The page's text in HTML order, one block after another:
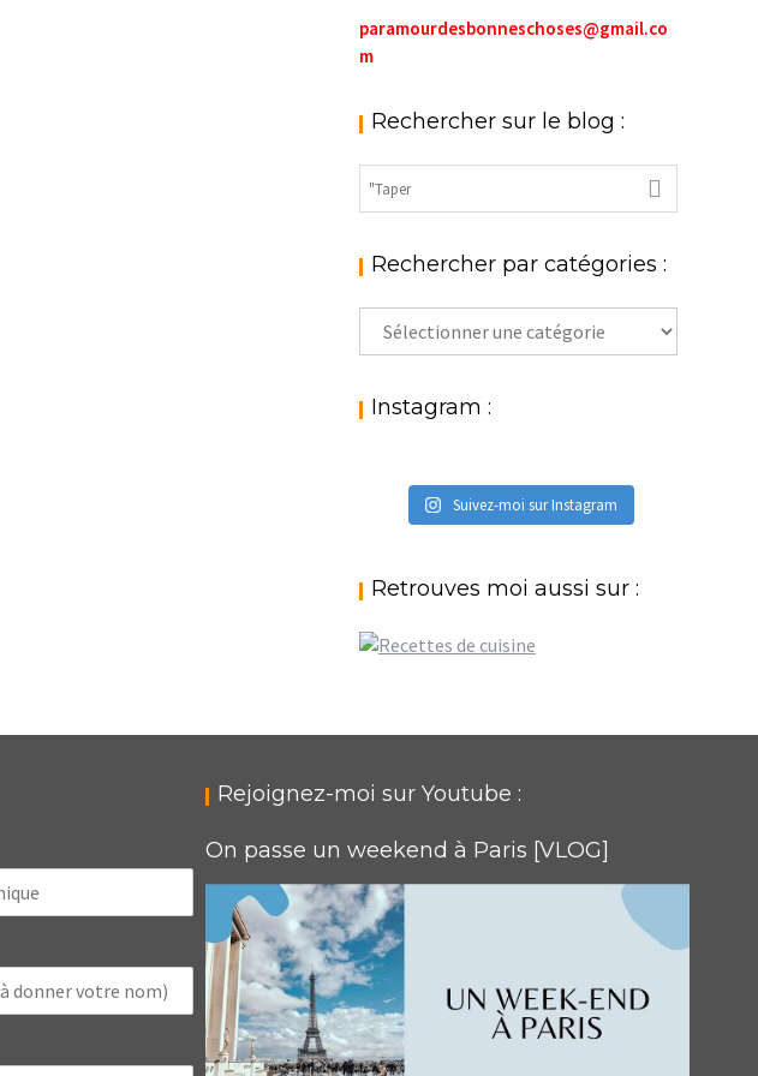
paramourdesbonneschoses@gmail.co
m
Rechercher sur le blog :
Rechercher par catégories :
Rechercher
par
: Instagram :
Suivez-moi sur Instagram
Retrouves moi aussi sur :
Rejoignez-moi sur Youtube :
On passe un weekend à Paris [VLOG]